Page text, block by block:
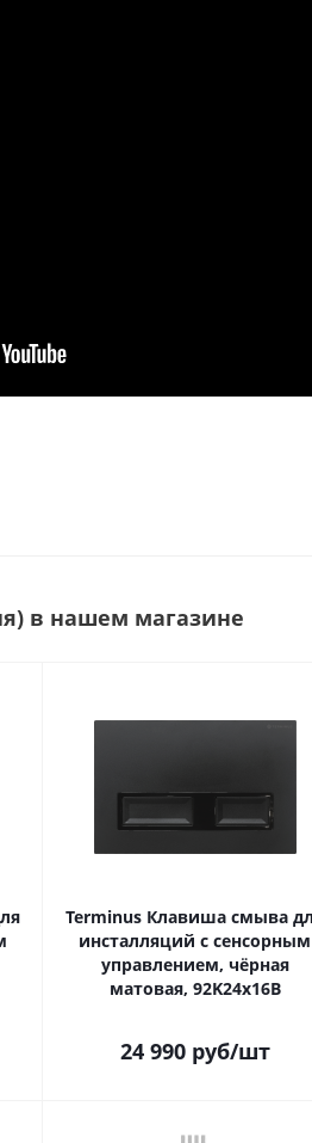
в нашем магазине
Terminus Клавиша смыва
инсталляций с сенсорным
управлением, чёрная
матовая, 92K24х16B
24 990руб/шт